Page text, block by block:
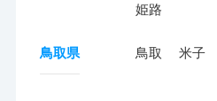
姫路
鳥取県 鳥取 米子